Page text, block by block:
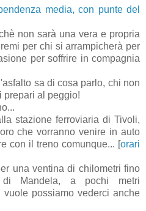
media, con punte del
non sarà una vera e propria
per chi si arrampicherà per
per soffrire in compagnia
sa di cosa parlo, chi non
prepari al peggio!
stazione ferroviaria di Tivoli,
che vorranno venire in auto
con il treno comunque... [orari
una ventina di chilometri fino
di Mandela, a pochi metri
possiamo vederci anche